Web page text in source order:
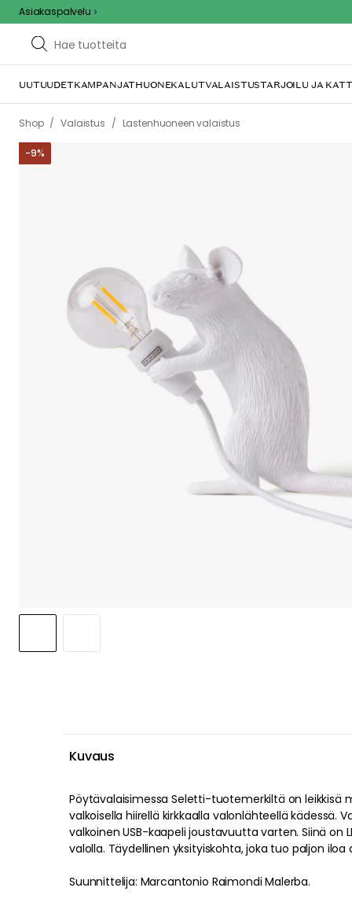
Asiakaspalvelu
UUTUUDETKAMPANJATHUONEKALUTVALAISTUSTARJOILU JA
Shop / Valaistus / Lastenhuoneen valaistus
-9%
Kuvaus
Pöytävalaisimessa Seletti-tuotemerkiltä onleikkisä
valkoisella hiirellä kirkkaalla valonlähteellä kädessä.
valkoinen USB-kaapeli joustavuutta varten. Siinä on
valolla. Täydellinen yksityiskohta, joka tuo paljon iloa
Suunnittelija: Marcantonio Raimondi Malerba.
We
option to
may